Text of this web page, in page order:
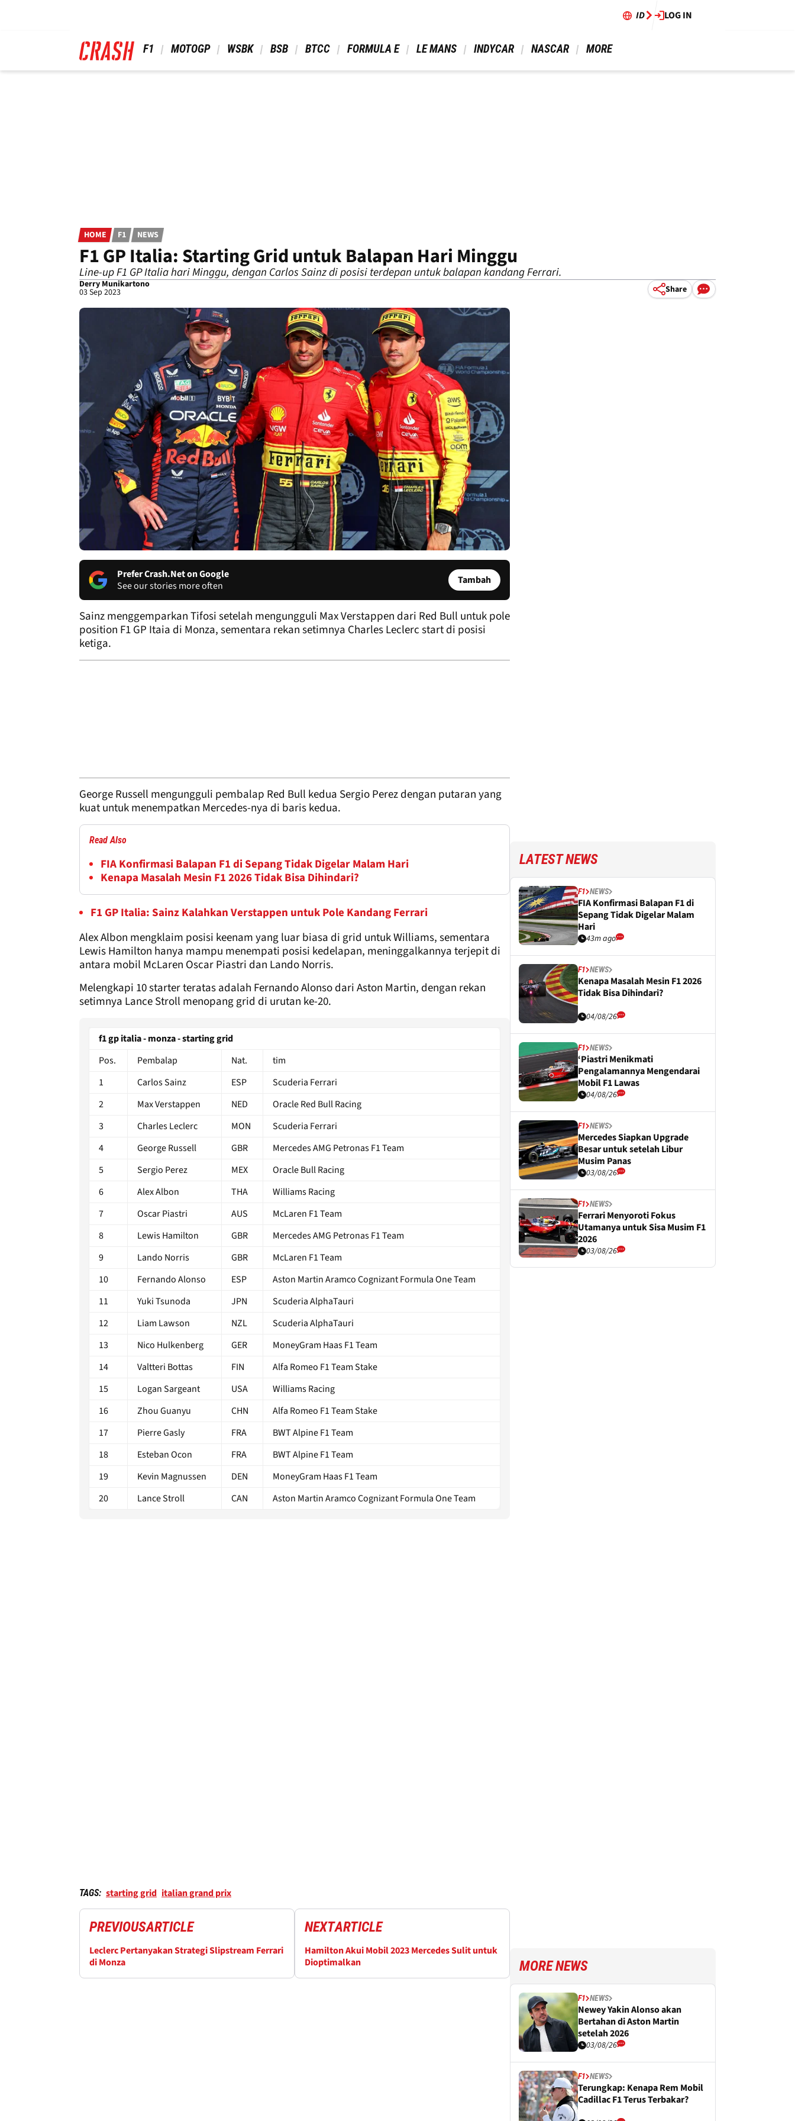
ID LOG IN
F1 MOTOGP WSBK BSB BTCC FORMULA E LE MANS INDYCAR NASCAR MORE
HOME F1 NEWS
F1 GP Italia: Starting Grid untuk Balapan Hari Minggu
Line-up F1 GP Italia hari Minggu, dengan Carlos Sainz di posisi terdepan untuk balapan kandang Ferrari.
Derry Munikartono
03 Sep 2023 Share
Prefer Crash.Net on Google
See our stories more often
Tambah
Sainz menggemparkan Tifosi setelah mengungguli Max Verstappen dari Red Bull untuk pole
position F1 GP Itaia di Monza, sementara rekan setimnya Charles Leclerc start di posisi
ketiga.
George Russell mengungguli pembalap Red Bull kedua Sergio Perez dengan putaran yang
kuat untuk menempatkan Mercedes-nya di baris kedua.
Read Also
FIA Konfirmasi Balapan F1 di Sepang Tidak Digelar Malam Hari
Kenapa Masalah Mesin F1 2026 Tidak Bisa Dihindari?
F1 GP Italia: Sainz Kalahkan Verstappen untuk Pole Kandang Ferrari
Alex Albon mengklaim posisi keenam yang luar biasa di grid untuk Williams, sementara
Lewis Hamilton hanya mampu menempati posisi kedelapan, meninggalkannya terjepit di
antara mobil McLaren Oscar Piastri dan Lando Norris.
Melengkapi 10 starter teratas adalah Fernando Alonso dari Aston Martin, dengan rekan
setimnya Lance Stroll menopang grid di urutan ke-20.
f1 gp italia - monza - starting grid
Pos.
Pembalap Nat.
tim
1
Carlos Sainz ESP
Scuderia Ferrari
2
Max Verstappen NED
Oracle Red Bull Racing
3
Charles Leclerc MON
Scuderia Ferrari
4
George Russell GBR
Mercedes AMG Petronas F1 Team
5
Sergio Perez MEX
Oracle Bull Racing
6
Alex Albon THA
Williams Racing
7
Oscar Piastri AUS
McLaren F1 Team
8
Lewis Hamilton GBR
Mercedes AMG Petronas F1 Team
9
Lando Norris GBR
McLaren F1 Team
10
Fernando Alonso ESP
Aston Martin Aramco Cognizant Formula One Team
11
Yuki Tsunoda JPN
Scuderia AlphaTauri
12
Liam Lawson NZL
Scuderia AlphaTauri
13
Nico Hulkenberg GER
MoneyGram Haas F1 Team
14
Valtteri Bottas FIN
Alfa Romeo F1 Team Stake
15
Logan Sargeant USA
Williams Racing
16
Zhou Guanyu CHN
Alfa Romeo F1 Team Stake
17
Pierre Gasly FRA
BWT Alpine F1 Team
18
Esteban Ocon FRA
BWT Alpine F1 Team
19
Kevin Magnussen DEN
MoneyGram Haas F1 Team
20
Lance Stroll CAN Aston Martin Aramco Cognizant Formula One Team
TAGS: starting grid italian grand prix
PREVIOUSARTICLE
Leclerc Pertanyakan Strategi Slipstream Ferrari
di Monza
NEXTARTICLE
Hamilton Akui Mobil 2023 Mercedes Sulit untuk
Dioptimalkan
LATEST NEWS
F1 NEWS
FIA Konfirmasi Balapan F1 di
Sepang Tidak Digelar Malam
Hari
43m ago
F1 NEWS
Kenapa Masalah Mesin F1 2026
Tidak Bisa Dihindari?
04/08/26
F1 NEWS
‘Piastri Menikmati
Pengalamannya Mengendarai
Mobil F1 Lawas
04/08/26
F1 NEWS
Mercedes Siapkan Upgrade
Besar untuk setelah Libur
Musim Panas
03/08/26
F1 NEWS
Ferrari Menyoroti Fokus
Utamanya untuk Sisa Musim F1
2026
03/08/26
MORE NEWS
F1 NEWS
Newey Yakin Alonso akan
Bertahan di Aston Martin
setelah 2026
03/08/26
F1 NEWS
Terungkap: Kenapa Rem Mobil
Cadillac F1 Terus Terbakar?